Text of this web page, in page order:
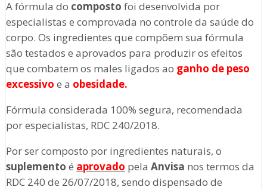
A fórmula do composto foi desenvolvida por
especialistas e comprovada no controle da saúde do
corpo. Os ingredientes que compõem sua fórmula
são testados e aprovados para produzir os efeitos
que combatem os males ligados ao ganho de peso
excessivo e a obesidade.
Fórmula considerada 100% segura, recomendada
por especialistas, RDC 240/2018.
Por ser composto por ingredientes naturais, o
suplemento é aprovado pela Anvisa nos termos da
RDC 240 de 26/07/2018, sendo dispensado de